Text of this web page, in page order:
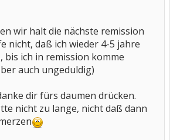
wir halt die nächste remission
nicht, daß ich wieder 4-5 jahre
bis ich in remission komme
auch ungeduldig)
dir fürs daumen drücken.
nicht zu lange, nicht daß dann